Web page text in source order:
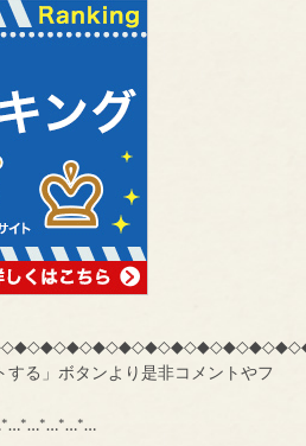
る」ボタンより是非コメントやフ